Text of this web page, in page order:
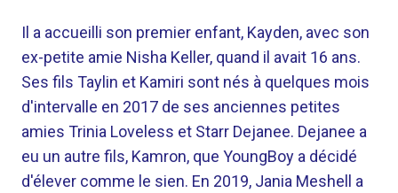
Il a accueilli son premier enfant, Kayden, avec son
ex-petite amie Nisha Keller, quand il avait 16 ans.
Ses fils Taylin et Kamiri sont nés à quelques mois
d'intervalle en 2017 de ses anciennes petites
amies Trinia Loveless et Starr Dejanee. Dejanee a
eu un autre fils, Kamron, que YoungBoy a décidé
d'élever comme le sien. En 2019, Jania Meshell a